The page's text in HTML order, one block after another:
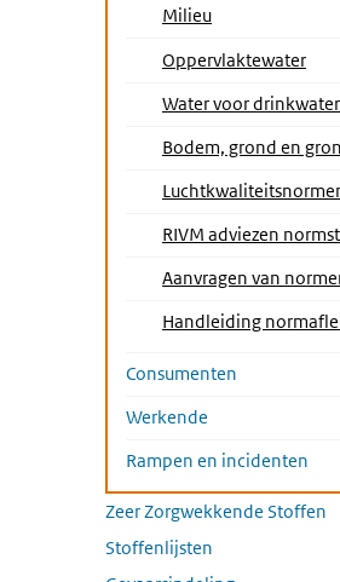
Milieu
Oppervlaktewater
Water voor
Bodem, grond en
RIVM adviezen
Aanvragen van
Handleiding
Consumenten
Werkende
Rampen en incidenten
Zeer Zorgwekkende Stoffen
Submenu openen
Stoffenlijsten
Submenu openen